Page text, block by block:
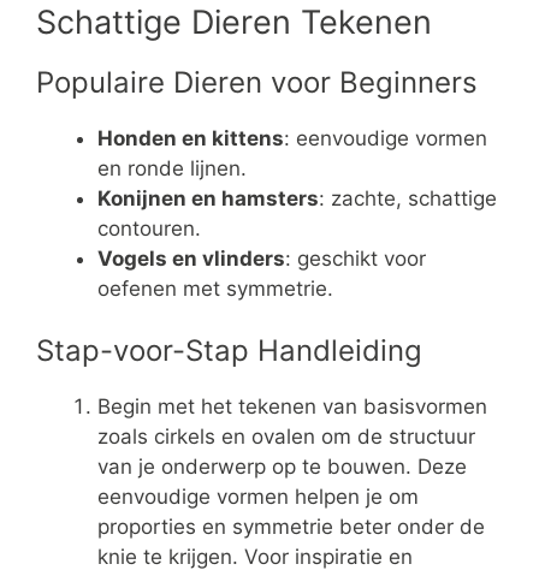
Schattige Dieren Tekenen
Populaire Dieren voor Beginners
Honden en kittens: eenvoudige vormen
en ronde lijnen.
Konijnen en hamsters: zachte, schattige
contouren.
Vogels en vlinders: geschikt voor
oefenen met symmetrie.
Stap-voor-Stap Handleiding
Begin met het tekenen van basisvormen
zoals cirkels en ovalen om de structuur
van je onderwerp op te bouwen. Deze
eenvoudige vormen helpen je om
proporties en symmetrie beter onder de
knie te krijgen. Voor inspiratie en